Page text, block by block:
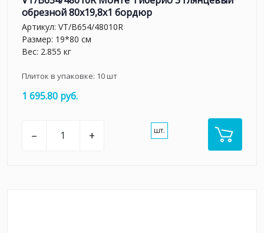
обрезной 80x19,8x1 бордюр
Артикул: VT/B654/48010R
Размер: 19*80 см
Вес: 2.855 кг
Плиток в упаковке: 10шт
1 695.80 руб.
– + шт.